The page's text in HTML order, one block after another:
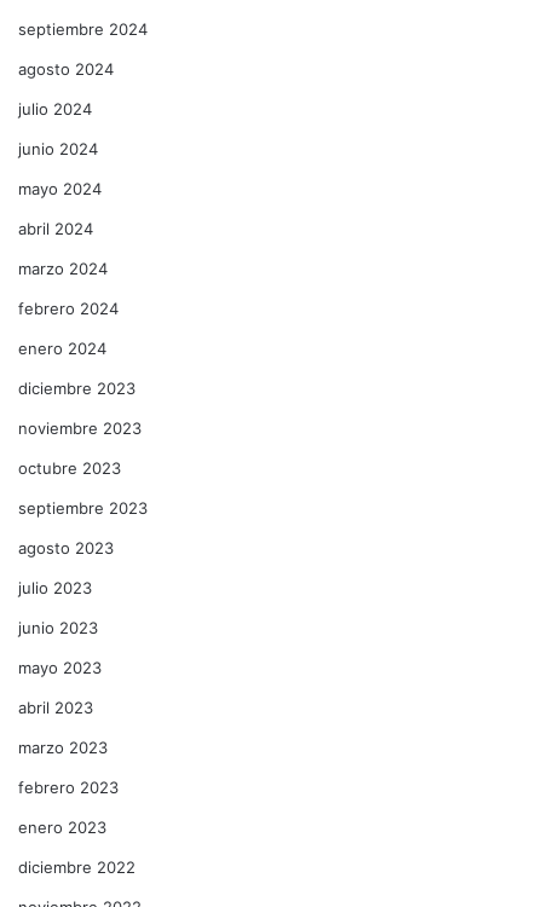
septiembre 2024
agosto 2024
julio 2024
junio 2024
mayo 2024
abril 2024
marzo 2024
febrero 2024
enero 2024
diciembre 2023
noviembre 2023
octubre 2023
septiembre 2023
agosto 2023
julio 2023
junio 2023
mayo 2023
abril 2023
marzo 2023
febrero 2023
enero 2023
diciembre 2022